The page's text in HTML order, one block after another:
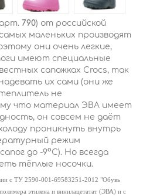
790) от российской
маленьких производят
они очень легкие,
имеют специальные
сапожках Crocs, так
их сами (они же
не
что материал ЭВА имеет
он совсем не даёт
проникнуть внутрь
режим
до -9°С). Но всегда
тёплые носочки.
с ТУ 2590-001-69583251-2012 "Обувь
этилена и винилацетатат (ЭВА) и с